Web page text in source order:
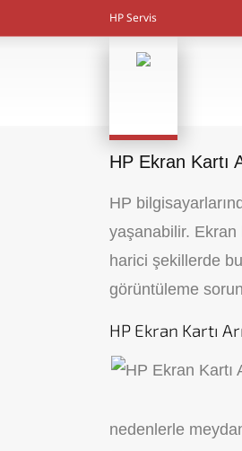
HP Servis
HP Ekran Kartı
HP
yaşanabilir. Ekran
harici şekillerde
görüntüleme
HP Ekran Kartı
nedenlerle